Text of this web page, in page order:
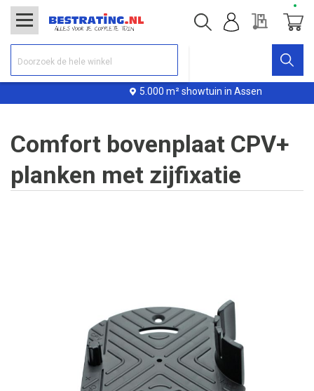
5.000 m² showtuin in Assen
Offerte
Comfort bovenplaat CPV+
planken met zijfixatie